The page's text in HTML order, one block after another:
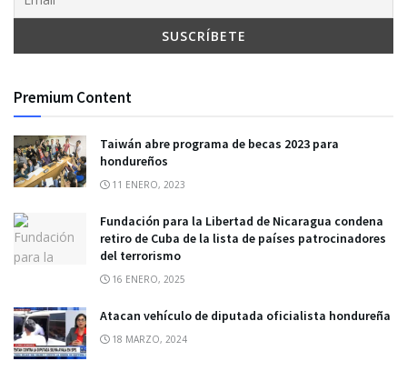
Premium Content
Taiwán abre programa de becas 2023 para
hondureños
11 ENERO, 2023
Fundación para la Libertad de Nicaragua condena
retiro de Cuba de la lista de países patrocinadores
del terrorismo
16 ENERO, 2025
Atacan vehículo de diputada oficialista hondureña
18 MARZO, 2024